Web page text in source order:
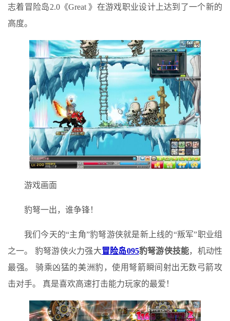
志着冒险岛2.0《Great 》在游戏职业设计上达到了一个新的
高度。
游戏画面
豹弩一出，谁争锋！
我们今天的“主角”豹弩游侠就是新上线的“叛军”职业组
之一。 豹弩游侠火力强大冒险岛095豹弩游侠技能，机动性
最强。 骑乘凶猛的美洲豹，使用弩箭瞬间射出无数弓箭攻
击对手。 真是喜欢高速打击能力玩家的最爱！